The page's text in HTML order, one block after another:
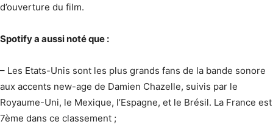
d’ouverture du film.
Spotify a aussi noté que :
– Les Etats-Unis sont les plus grands fans de la bande sonore
aux accents new-age de Damien Chazelle, suivis par le
Royaume-Uni, le Mexique, l’Espagne, et le Brésil. La France est
7ème dans ce classement ;